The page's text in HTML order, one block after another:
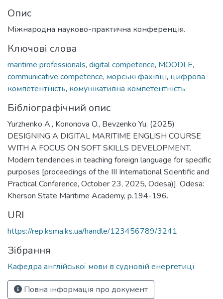
Опис
Міжнародна науково-практична конференція.
Ключові слова
maritime professionals, digital competence, MOODLE,
communicative competence, морські фахівці, цифрова
компетентність, комунікативна компетентність
Бібліографічний опис
Yurzhenko A., Kononova O., Bevzenko Yu. (2025)
DESIGNING A DIGITAL MARITIME ENGLISH COURSE
WITH A FOCUS ON SOFT SKILLS DEVELOPMENT.
Modern tendencies in teaching foreign language for specific
purposes [proceedings of the III International Scientific and
Practical Conference, October 23, 2025, Odesa)]. Odesa:
Kherson State Maritime Academy, p.194-196.
URI
https://rep.ksma.ks.ua/handle/123456789/3241
Зібрання
Кафедра англійської мови в судновій енергетиці
Повна інформація про документ